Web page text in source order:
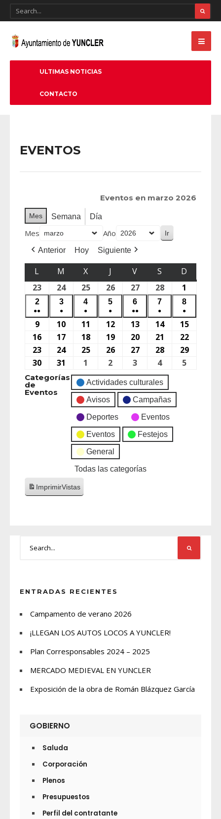
ULTIMAS NOTICIAS
CONTACTO
EVENTOS
Eventos en marzo 2026
Mes Semana Día
Mes Año
Anterior Hoy Siguiente
L M X J V S
D
23
24 25 26 27 28 1
2
●●
3
●
4
●
5
●
6
●●
7
●
8
●
9 10 11 12 13 14
15
16
17 18 19 20 21
22
23
24 25 26 27 28
29
30
31 1 2 3 4 5
Categorías
de
Eventos
Actividades culturales
Avisos Campañas
Deportes Eventos
Eventos Festejos
General
Todas las categorías
ImprimirVistas
ENTRADAS RECIENTES
Campamento de verano 2026
¡LLEGAN LOS AUTOS LOCOS A YUNCLER!
Plan Corresponsables 2024 – 2025
MERCADO MEDIEVAL EN YUNCLER
Exposición de la obra de Román Blázquez García
GOBIERNO
Saluda
Corporación
Plenos
Presupuestos
Perfil del contratante